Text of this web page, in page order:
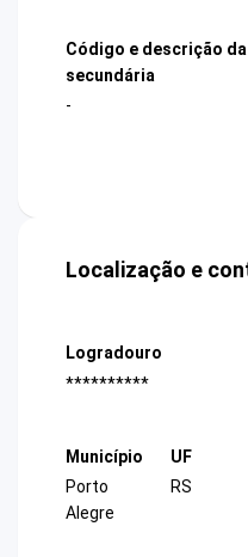
Código e descrição
secundária
-
Localização e
Logradouro
**********
Município
Porto
Alegre
UF
RS